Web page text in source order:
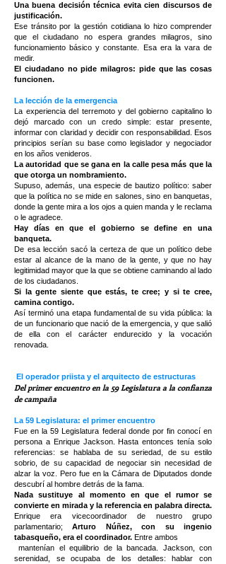
Una buena decisión técnica evita cien discursos de
justificación.
Ese tránsito por la gestión cotidiana lo hizo comprender
que el ciudadano no espera grandes milagros, sino
funcionamiento básico y constante. Esa era la vara de
medir.
El ciudadano no pide milagros: pide que las cosas
funcionen.
La lección de la emergencia
La experiencia del terremoto y del gobierno capitalino lo
dejó marcado con un credo simple: estar presente,
informar con claridad y decidir con responsabilidad. Esos
principios serían su base como legislador y negociador
en los años venideros.
La autoridad que se gana en la calle pesa más que la
que otorga un nombramiento.
Supuso, además, una especie de bautizo político: saber
que la política no se mide en salones, sino en banquetas,
donde la gente mira a los ojos a quien manda y le reclama
o le agradece.
Hay días en que el gobierno se define en una
banqueta.
De esa lección sacó la certeza de que un político debe
estar al alcance de la mano de la gente, y que no hay
legitimidad mayor que la que se obtiene caminando al lado
de los ciudadanos.
Si la gente siente que estás, te cree; y si te cree,
camina contigo.
Así terminó una etapa fundamental de su vida pública: la
de un funcionario que nació de la emergencia, y que salió
de ella con el carácter endurecido y la vocación
renovada.
El operador priista y el arquitecto de estructuras
Del primer encuentro en la 59 Legislatura a la confianza
de campaña
La 59 Legislatura: el primer encuentro
Fue en la 59 Legislatura federal donde por fin conocí en
persona a Enrique Jackson. Hasta entonces tenía solo
referencias: se hablaba de su seriedad, de su estilo
sobrio, de su capacidad de negociar sin necesidad de
alzar la voz. Pero fue en la Cámara de Diputados donde
descubrí al hombre detrás de la fama.
Nada sustituye al momento en que el rumor se
convierte en mirada y la referencia en palabra directa.
Enrique era vicecoordinador de nuestro grupo
parlamentario;Arturo Núñez, con su ingenio
tabasqueño, era el coordinador. Entre ambos
mantenían el equilibrio de la bancada. Jackson, con
serenidad, se ocupaba de los detalles: hablar con